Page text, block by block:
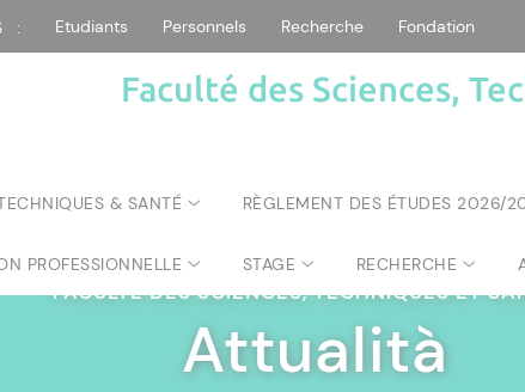
: Etudiants Personnels Recherche Fondation
Faculté des Sciences,
& SANTÉ RÈGLEMENT DES ÉTUDES 2026/
PROFESSIONNELLE STAGE RECHERCHE
FACULTÉ DES SCIENCES, TECHNIQUES ET
Attualità